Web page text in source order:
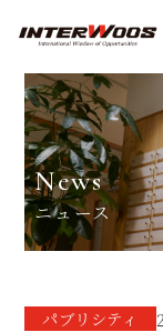
news
ニュース
パブリシティ